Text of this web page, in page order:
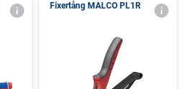
Fixertång MALCO PL1R